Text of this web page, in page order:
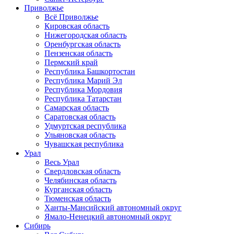
Приволжье
Всё Приволжье
Кировская область
Нижегородская область
Оренбургская область
Пензенская область
Пермский край
Республика Башкортостан
Республика Марий Эл
Республика Мордовия
Республика Татарстан
Самарская область
Саратовская область
Удмуртская республика
Ульяновская область
Чувашская республика
Урал
Весь Урал
Свердловская область
Челябинская область
Курганская область
Тюменская область
Ханты-Мансийский автономный округ
Ямало-Ненецкий автономный округ
Сибирь